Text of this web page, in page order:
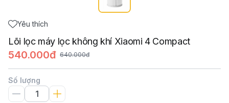
Yêu thích
Lõi lọc máy lọc không khí Xiaomi 4 Compact
540.000đ 640.000đ
Số lượng